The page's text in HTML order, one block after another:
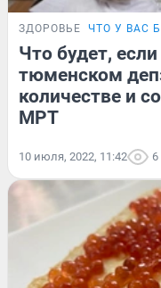
ЗДОРОВЬЕ ЧТО У ВАС
Что будет,
тюменском
количестве и
МРТ
10 июля, 2022, 11:42 6